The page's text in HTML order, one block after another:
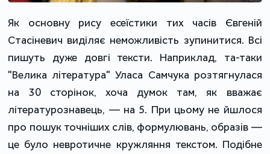
Як основну рису есеїстики тих часів Євгеній
Стасіневич виділяє неможливість зупинитися. Всі
пишуть дуже довгі тексти. Наприклад, та-таки
"Велика література" Уласа Самчука розтягнулася
на 30 сторінок, хоча думок там, як вважає
літературознавець, — на 5. При цьому не йшлося
про пошук точніших слів, формулювань, образів —
це було невротичне кружляння текстом. Подібне